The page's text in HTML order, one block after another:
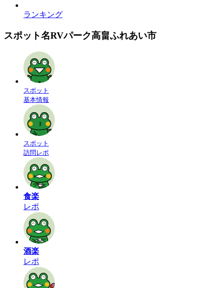
ランキング
スポット名RVパーク高畠ふれあい市
スポット
基本情報
スポット
訪問レポ
食楽
レポ
酒楽
レポ